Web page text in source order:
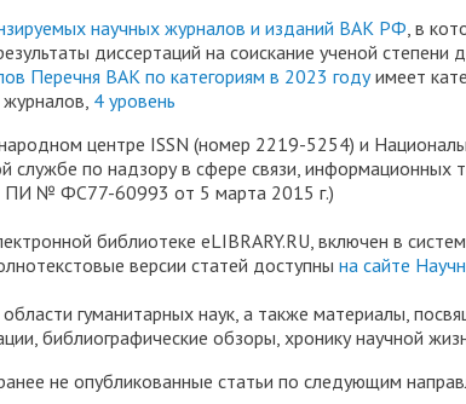
научных журналов и изданий ВАК РФ , в
диссертаций на соискание ученой степени
Перечня ВАК по категориям в 2023 годуимеет
4 уровень
центре ISSN (номер 2219-5254) и
по надзору в сфере связи, информационных
ПИ № ФС77-60993 от 5 марта 2015 г.)
библиотеке eLIBRARY.RU, включен в
версии статей доступны на сайте
гуманитарных наук, а также материалы,
библиографические обзоры, хронику научной
не опубликованные статьи по следующим